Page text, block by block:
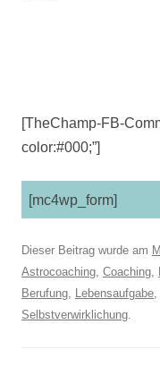
[TheChamp-FB-
color:#000;”]
[mc4wp_form]
Dieser Beitrag wurde am
Astrocoaching, Coaching,
Berufung, Lebensaufgabe,
Selbstverwirklichung.